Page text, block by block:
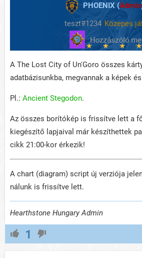
PHOENIX (Admin
teszt#1234 Közepes
A The Lost City of Un'Goro összes
adatbázisunkba, megvannak a képek
Pl.: Ancient Stegodon.
Az összes borítókép is frissítve lett a
kiegészítő lapjaival már készíthettek
cikk 21:00-kor érkezik!
A chart (diagram) script új verziója
nálunk is frissítve lett.
Hearthstone Hungary Admin
1